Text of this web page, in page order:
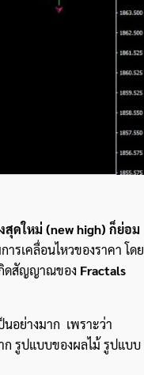
สุดใหม่ (new high) ก็ย่อม
รเคลื่อนไหวของราคา โดย
กิดสัญญาณของ Fractals
นอย่างมาก เพราะว่า
ก รูปแบบของผลไม้ รูปแบบ